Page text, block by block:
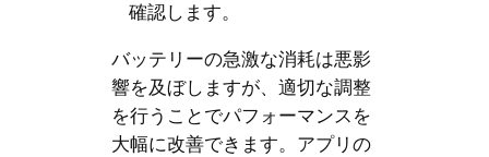
確認します。
バッテリーの急激な消耗は悪影
響を及ぼしますが、適切な調整
を行うことでパフォーマンスを
大幅に改善できます。アプリの